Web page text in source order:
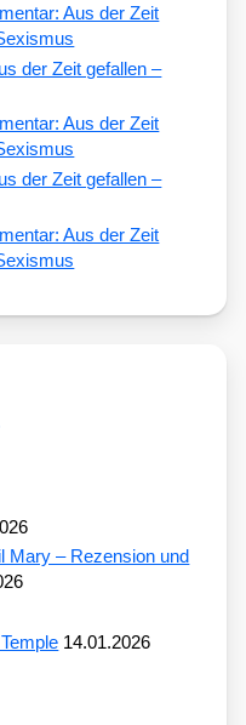
Aus der Zeit
der Zeit gefallen –
Aus der Zeit
der Zeit gefallen –
Aus der Zeit
Mary – Rezension und
14.01.2026